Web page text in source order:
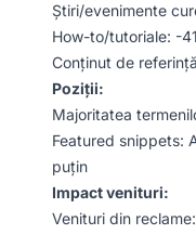
Știri/evenimente
How-to/tutoriale: -
Conținut de
Poziții:
Majoritatea
Featured snippets:
puțin
Impact venituri:
Venituri din